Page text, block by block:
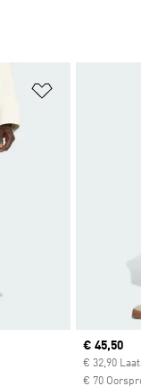
Op
Current
€ 45,50
€ 32,90
€ 70